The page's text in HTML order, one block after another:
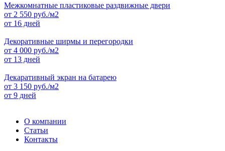
Межкомнатные пластиковые раздвижные двери
от 2 550 руб./м2
от 16 дней
Декоративные ширмы и перегородки
от 4 000 руб./м2
от 13 дней
Декаративный экран на батарею
от 3 150 руб./м2
от 9 дней
О компании
Статьи
Контакты